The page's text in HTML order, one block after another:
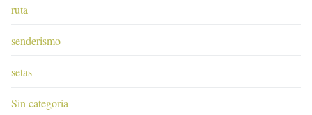
ruta
senderismo
setas
Sin categoría